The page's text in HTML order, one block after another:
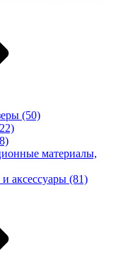
(50)
материалы,
аксессуары (81)